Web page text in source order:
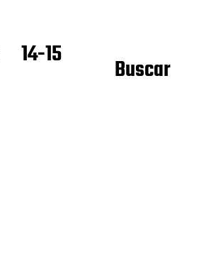
14-15
Buscar